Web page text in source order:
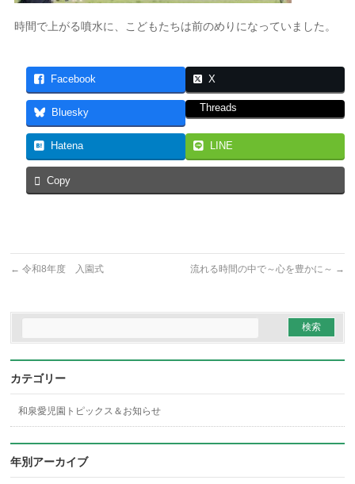
時間で上がる噴水に、こどもたちは前のめりになっていました。
Facebook X
Bluesky Threads
Hatena LINE
Copy
← 令和8年度 入園式 流れる時間の中で～心を豊かに～ →
カテゴリー
和泉愛児園トピックス＆お知らせ
年別アーカイブ